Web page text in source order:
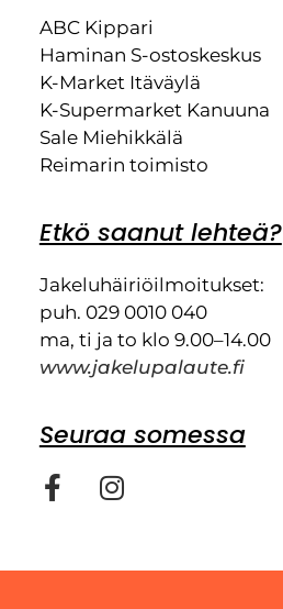
ABC Kippari
Haminan S-ostoskeskus
K-Market Itäväylä
K-Supermarket Kanuuna
Sale Miehikkälä
Reimarin toimisto
Etkö saanut lehteä?
Jakeluhäiriöilmoitukset:
puh. 029 0010 040
ma, ti ja to klo 9.00–14.00
www.jakelupalaute.fi
Seuraa somessa